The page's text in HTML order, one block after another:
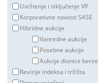
Uvrštenje i isključenje VP
Korporativne novosti SASE
Hibridne aukcije
Vanredne aukcije
Posebne aukcije
Aukcije dionice berze
Revizije indeksa i tržišta